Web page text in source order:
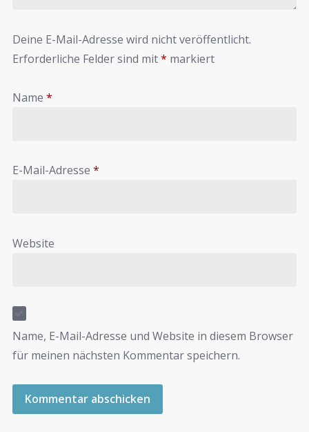
Deine E-Mail-Adresse wird nicht veröffentlicht.
Erforderliche Felder sind mit* markiert
Name *
E-Mail-Adresse *
Website
Name, E-Mail-Adresse und Website in diesem Browser
für meinen nächsten Kommentar speichern.